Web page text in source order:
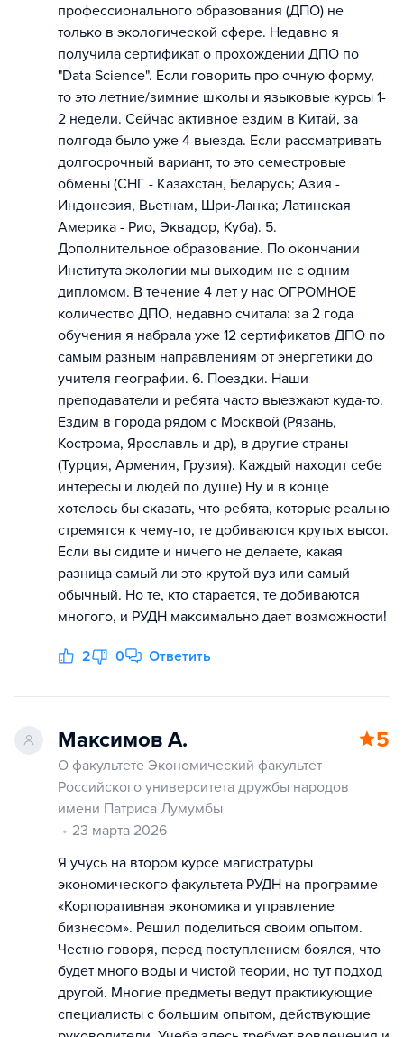
профессионального образования (ДПО) не
только в экологической сфере. Недавно я
получила сертификат о прохождении ДПО по
"Data Science". Если говорить про очную форму,
то это летние/зимние школы и языковые курсы 1-
2 недели. Сейчас активное ездим в Китай, за
полгода было уже 4 выезда. Если рассматривать
долгосрочный вариант, то это семестровые
обмены (СНГ - Казахстан, Беларусь; Азия -
Индонезия, Вьетнам, Шри-Ланка; Латинская
Америка - Рио, Эквадор, Куба). 5.
Дополнительное образование. По окончании
Института экологии мы выходим не с одним
дипломом. В течение 4 лет у нас ОГРОМНОЕ
количество ДПО, недавно считала: за 2 года
обучения я набрала уже 12 сертификатов ДПО по
самым разным направлениям от энергетики до
учителя географии. 6. Поездки. Наши
преподаватели и ребята часто выезжают куда-то.
Ездим в города рядом с Москвой (Рязань,
Кострома, Ярославль и др), в другие страны
(Турция, Армения, Грузия). Каждый находит себе
интересы и людей по душе) Ну и в конце
хотелось бы сказать, что ребята, которые реально
стремятся к чему-то, те добиваются крутых высот.
Если вы сидите и ничего не делаете, какая
разница самый ли это крутой вуз или самый
обычный. Но те, кто старается, те добиваются
многого, и РУДН максимально дает возможности!
2 0 Ответить
Максимов А. 5
О факультете Экономический факультет
Российского университета дружбы народов
имени Патриса Лумумбы
23 марта 2026
Я учусь на втором курсе магистратуры
экономического факультета РУДН на программе
«Корпоративная экономика и управление
бизнесом». Решил поделиться своим опытом.
Честно говоря, перед поступлением боялся, что
будет много воды и чистой теории, но тут подход
другой. Многие предметы ведут практикующие
специалисты с большим опытом, действующие